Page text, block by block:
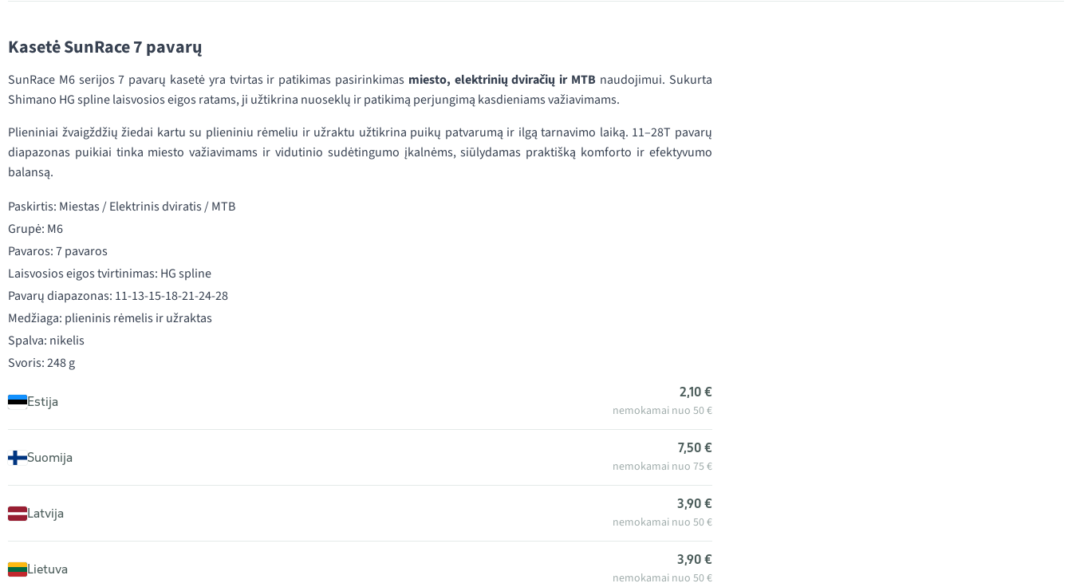
Kasetė SunRace 7 pavarų
SunRace M6 serijos 7 pavarų kasetė yra tvirtas ir patikimas pasirinkimas miesto, elektrinių dviračių ir MTB naudojimui. Sukurta
Shimano HG spline laisvosios eigos ratams, ji užtikrina nuoseklų ir patikimą perjungimą kasdieniams važiavimams.
Plieniniai žvaigždžių žiedai kartu su plieniniu rėmeliu ir užraktu užtikrina puikų patvarumą ir ilgą tarnavimo laiką. 11–28T pavarų
diapazonas puikiai tinka miesto važiavimams ir vidutinio sudėtingumo įkalnėms, siūlydamas praktišką komforto ir efektyvumo
balansą.
Paskirtis: Miestas / Elektrinis dviratis / MTB
Grupė: M6
Pavaros: 7 pavaros
Laisvosios eigos tvirtinimas: HG spline
Pavarų diapazonas: 11-13-15-18-21-24-28
Medžiaga: plieninis rėmelis ir užraktas
Spalva: nikelis
Svoris: 248 g
Estija
2,10 €
nemokamai nuo 50 €
Suomija
7,50 €
nemokamai nuo 75 €
Latvija
3,90 €
nemokamai nuo 50 €
Lietuva
3,90 €
nemokamai nuo 50 €